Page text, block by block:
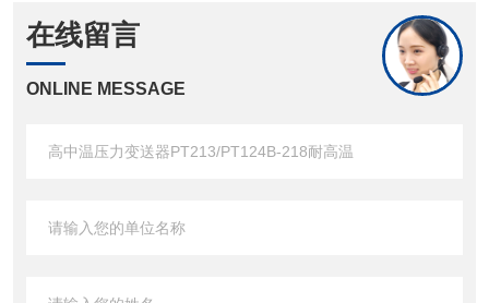
在线留言
ONLINE MESSAGE